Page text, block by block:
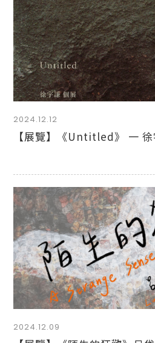
2024.12.12
【展覽】《Untitled》 一
2024.12.09